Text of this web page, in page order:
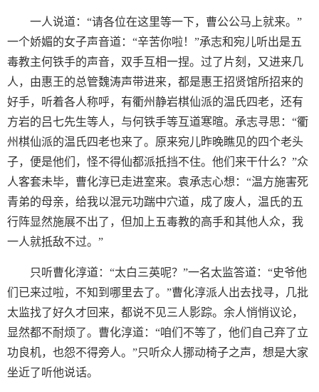
一人说道：“请各位在这里等一下，曹公公马上就来。”
一个娇媚的女子声音道：“辛苦你啦！”承志和宛儿听出是五
毒教主何铁手的声音，双手互相一捏。过了片刻，又进来几
人，由惠王的总管魏涛声带进来，都是惠王招贤馆所招来的
好手，听着各人称呼，有衢州静岩棋仙派的温氏四老，还有
方岩的吕七先生等人，与何铁手等互道寒暄。承志寻思：“衢
州棋仙派的温氏四老也来了。原来宛儿昨晚瞧见的四个老头
子，便是他们，怪不得仙都派抵挡不住。他们来干什么？”众
人客套未毕，曹化淳已走进室来。袁承志心想：“温方施害死
青弟的母亲，给我以混元功踹中穴道，成了废人，温氏的五
行阵显然施展不出了，但加上五毒教的高手和其他人众，我
一人就抵敌不过。”
只听曹化淳道：“太白三英呢？”一名太监答道：“史爷他
们已来过啦，不知到哪里去了。”曹化淳派人出去找寻，几批
太监找了好久才回来，都说不见三人影踪。余人悄悄议论，
显然都不耐烦了。曹化淳道：“咱们不等了，他们自己弃了立
功良机，也怨不得旁人。”只听众人挪动椅子之声，想是大家
坐近了听他说话。